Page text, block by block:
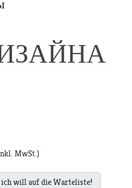
MwSt.)
ich will auf die Warteliste!